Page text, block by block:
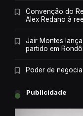
Convenção do
Alex Redano à
Jair Montes
partido em
Poder de
Publicidade